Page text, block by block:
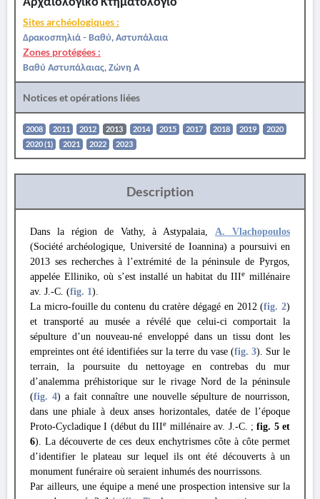
Sites archéologiques :
Δρακοσπηλιά - Βαθύ, Αστυπάλαια
Zones protégées :
Βαθύ Αστυπάλαιας, Ζώνη Α
Notices et opérations liées
2008 2011 2012 2013 2014 2015 2017 2018 2019
2020
2020 (1)
2021 2022 2023
Description
Dans la région de Vathy, à Astypalaia,A. Vlachopoulos
(Société archéologique, Université de Ioannina) a poursuivi en
2013 ses recherches à l’extrémité de la péninsule de Pyrgos,
appelée Elliniko, où s’est installé un habitat du IIIe millénaire
av. J.-C. (fig. 1).
La micro-fouille du contenu du cratère dégagé en 2012 (fig. 2)
et transporté au musée a révélé que celui-ci comportait la
sépulture d’un nouveau-né enveloppé dans un tissu dont les
empreintes ont été identifiées sur la terre du vase (fig. 3). Sur le
terrain, la poursuite du nettoyage en contrebas du mur
d’analemma préhistorique sur le rivage Nord de la péninsule
(fig. 4) a fait connaître une nouvelle sépulture de nourrisson,
dans une phiale à deux anses horizontales, datée de l’époque
Proto-Cycladique I (début du IIIe millénaire av. J.-C. ;fig. 5 et
6). La découverte de ces deux enchytrismes côte à côte permet
d’identifier le plateau sur lequel ils ont été découverts à un
monument funéraire où seraient inhumés des nourrissons.
Par ailleurs, une équipe a mené une prospection intensive sur la